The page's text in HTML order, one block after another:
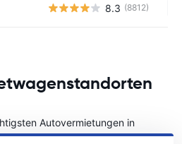
8.3 (8812)
Autovermietungen in